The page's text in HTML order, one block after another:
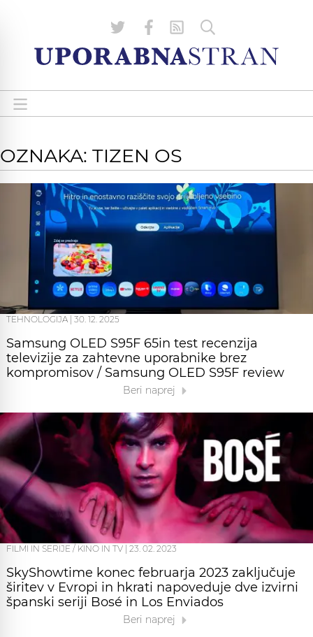
OZNAKA: TIZEN OS
TEHNOLOGIJA 30. 12. 2025
Samsung OLED S95F 65in test recenzija
televizije za zahtevne uporabnike brez
kompromisov / Samsung OLED S95F review
Beri naprej
FILMI IN SERIJE / KINO IN TV 23. 02. 2023
SkyShowtime konec februarja 2023 zaključuje
širitev v Evropi in hkrati napoveduje dve izvirni
španski seriji Bosé in Los Enviados
Beri naprej